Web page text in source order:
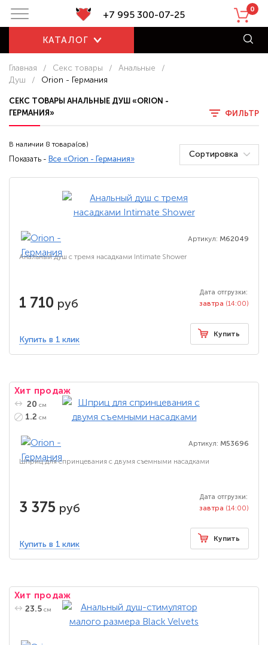
+7 995 300-07-25 0
КАТАЛОГ
Главная / Секс товары / Анальные
/
Душ
/ Orion - Германия
СЕКС ТОВАРЫ АНАЛЬНЫЕ ДУШ «ORION -
ГЕРМАНИЯ»
ФИЛЬТР
В наличии 8 товара(ов)
Показать - Все «Orion - Германия» Сортировка
Артикул: M62049
Анальный душ с тремя насадками Intimate Shower
1 710 руб
Дата отгрузки:
завтра (14:00)
Купить в 1 клик
Купить
Хит продаж
20 см
1.2 см
Артикул: M53696
Шприц для спринцевания с двумя съемными насадками
3 375 руб
Дата отгрузки:
завтра (14:00)
Купить в 1 клик
Купить
Хит продаж
23.5 см